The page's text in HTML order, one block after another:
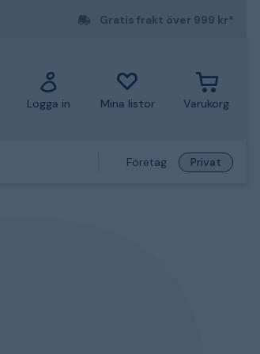
Gratis frakt över 999 kr*
Logga in Mina listor Varukorg
Företag Privat